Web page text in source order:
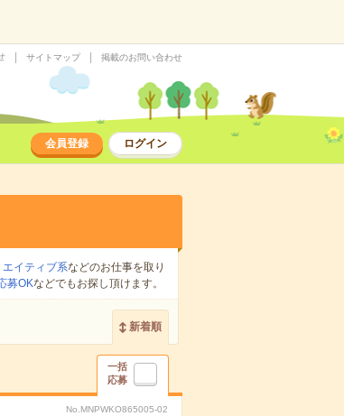
サイトマップ 掲載のお問い合わせ
会員登録 ログイン
エイティブ系などのお仕事を取り
募OKなどでもお探し頂けます。
新着順
一括
応募
No.MNPWKO865005-02